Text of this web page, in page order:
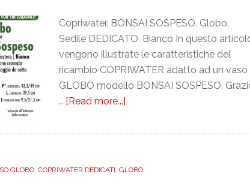
Copriwater. BONSAI SOSPESO. Globo.
Sedile DEDICATO. Bianco In questo articolo
vengono illustrate le caratteristiche del
ricambio COPRIWATER adatto ad un vaso
GLOBO modello BONSAI SOSPESO. Grazie
…[Read more...]about
BONSAI
GLOBO,COPRIWATER DEDICATI,GLOBO